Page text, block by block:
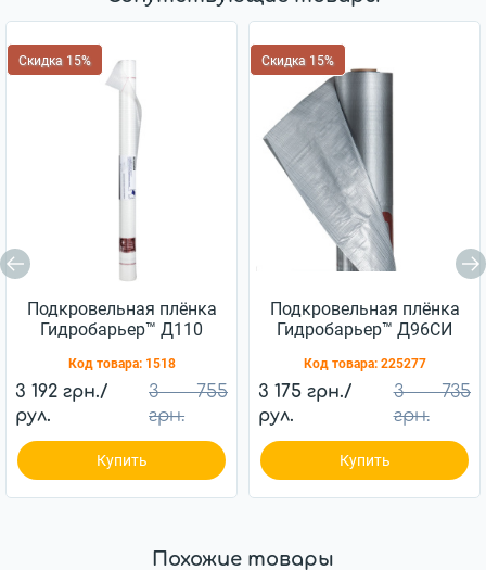
Скидка 15%
Подкровельная плёнка
Гидробарьер™ Д110
Код товара: 1518
3 192 грн./
рул.
3 755
грн.
Купить
Скидка 15%
Подкровельная плёнка
Гидробарьер™ Д96СИ
Код товара: 225277
3 175 грн./
рул.
3 735
грн.
Купить
Похожие товары